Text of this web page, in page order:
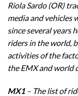
Riola Sardo (OR)
media and vehicles
since several years
riders in the world,
activities of the
the EMX and world
MX1– The list of